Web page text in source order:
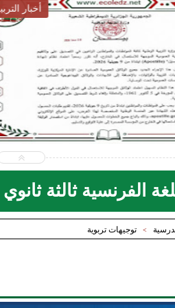
2026-07-28
ecoledz.net
الفرنسية ثالثة ثانوي
> توجيهات تربوية